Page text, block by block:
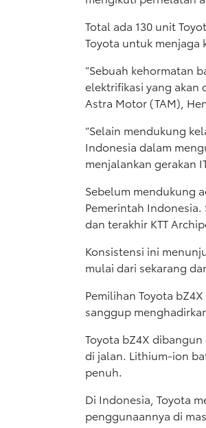
Total ada 130 unit
Toyota untuk menjaga
“Sebuah kehormatan
elektrifikasi yang akan
Astra Motor (TAM),
“Selain mendukung
Indonesia dalam
menjalankan gerakan
Sebelum mendukung
Pemerintah Indonesia.
dan terakhir KTT
Konsistensi ini
mulai dari sekarang
Pemilihan Toyota
sanggup
Toyota bZ4X
di jalan. Lithium-ion
penuh.
Di Indonesia, Toyota
penggunaannya di